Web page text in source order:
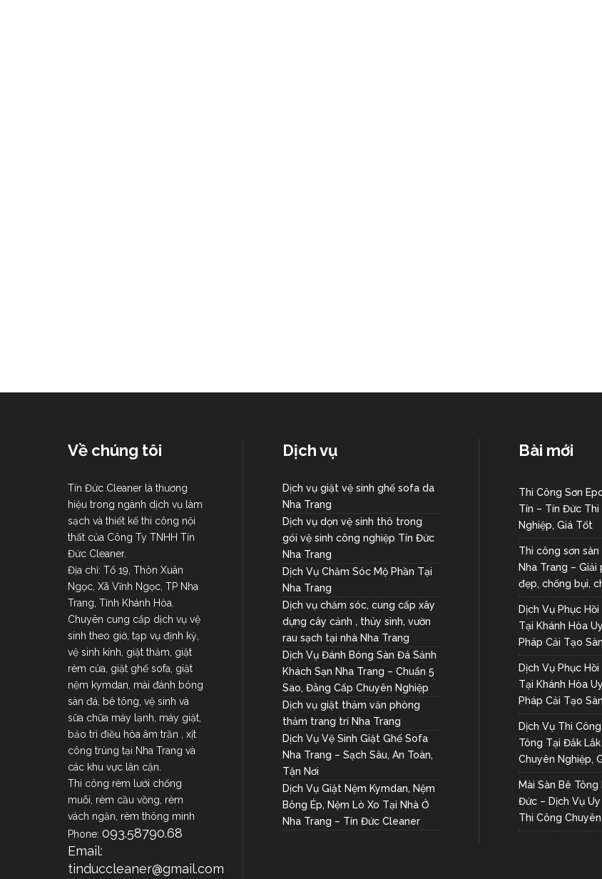
Về chúng tôi
Tín Đức Cleaner là thương
hiệu trong ngành dịch vụ làm
sạch và thiết kế thi công nội
thất của Công Ty TNHH Tín
Đức Cleaner.
Địa chỉ: Tổ 19, Thôn Xuân
Ngọc, Xã Vĩnh Ngọc, TP Nha
Trang, Tỉnh Khánh Hòa.
Chuyên cung cấp dịch vụ vệ
sinh theo giờ, tạp vụ định kỳ,
vệ sinh kính, giặt thảm, giặt
rèm cửa, giặt ghế sofa, giặt
nệm kymdan, mài đánh bóng
sàn đá, bê tông, vệ sinh và
sữa chữa máy lạnh, máy giặt,
bảo trì điều hòa âm trần , xịt
công trùng tại Nha Trang và
các khu vực lân cận.
Thi công rèm lưới chống
muỗi, rèm cầu vồng, rèm
vách ngăn, rèm thông minh
Phone: 093.58790.68
Email:
tinduccleaner@gmail.com
Dịch vụ
Dịch vụ giặt vệ sinh ghế sofa da
Nha Trang
Dịch vụ dọn vệ sinh thô trong
gói vệ sinh công nghiệp Tín Đức
Nha Trang
Dịch Vụ Chăm Sóc Mộ Phần Tại
Nha Trang
Dịch vụ chăm sóc, cung cấp xây
dựng cây cảnh , thủy sinh, vườn
rau sạch tại nhà Nha Trang
Dịch Vụ Đánh Bóng Sàn Đá Sảnh
Khách Sạn Nha Trang – Chuẩn 5
Sao, Đẳng Cấp Chuyên Nghiệp
Dịch vụ giặt thảm văn phòng
thảm trang trí Nha Trang
Dịch Vụ Vệ Sinh Giặt Ghế Sofa
Nha Trang – Sạch Sâu, An Toàn,
Tận Nơi
Dịch Vụ Giặt Nệm Kymdan, Nệm
Bông Ép, Nệm Lò Xo Tại Nhà Ở
Nha Trang – Tín Đức Cleaner
Bài mới
Thi Công Sơn
Tín – Tín Đức Thi
Nghiệp, Giá Tốt
Thi công sơn
Nha Trang – Giải
đẹp, chống bụi,
Dịch Vụ Phục
Tại Khánh Hòa
Pháp Cải Tạo
Dịch Vụ Phục
Tại Khánh Hòa
Pháp Cải Tạo
Dịch Vụ Thi
Tông Tại Đắk
Chuyên Nghiệp,
Mài Sàn Bê
Đức – Dịch Vụ
Thi Công